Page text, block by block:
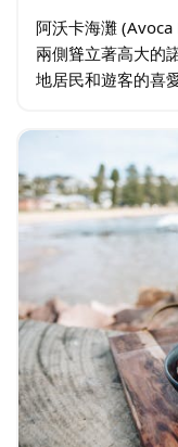
阿沃卡海灘 (Avoca
兩側聳立著高大的
地居民和遊客的喜愛